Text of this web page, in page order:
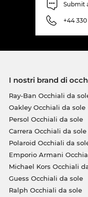
Submit
+44 330
I nostri brand di
Ray-Ban Occhiali da
Oakley Occhiali da sole
Persol Occhiali da sole
Carrera Occhiali da sole
Polaroid Occhiali da
Emporio Armani
Michael Kors Occhiali
Guess Occhiali da sole
Ralph Occhiali da sole